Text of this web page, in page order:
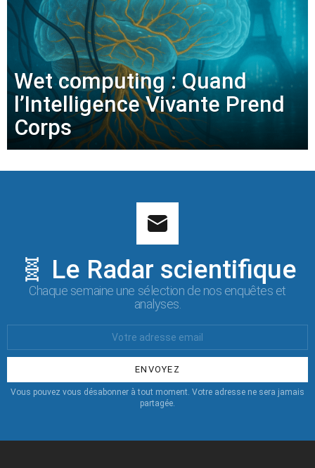
Wet computing : Quand
l’Intelligence Vivante Prend
Corps
🧬 Le Radar scientifique
Chaque semaine une sélection de nos enquêtes et
analyses.
:
Vous pouvez vous désabonner à tout moment. Votre adresse ne sera jamais
partagée.